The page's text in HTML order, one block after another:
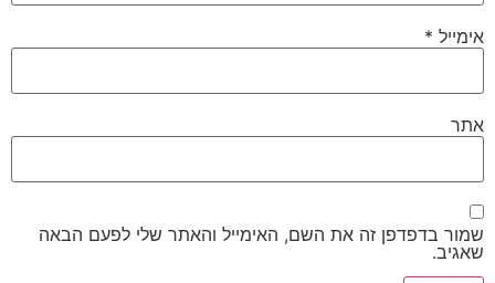
אימייל *
אתר
שמור בדפדפן זה את השם, האימייל והאתר שלי לפעם הבאה
שאגיב.